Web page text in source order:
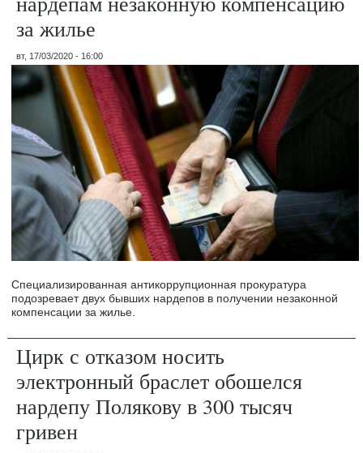
за жилье
вт, 17/03/2020 - 16:00
Специализированная антикоррупционная прокуратура
подозревает двух бывших нардепов в получении незаконной
компенсации за жилье.
Цирк с отказом носить
электронный браслет обошелся
нардепу Полякову в 300 тысяч
гривен